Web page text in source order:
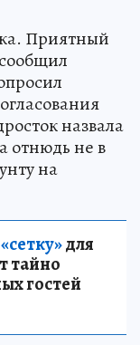
Приятный
назвала
отнюдь не в
на
для
тайно
гостей